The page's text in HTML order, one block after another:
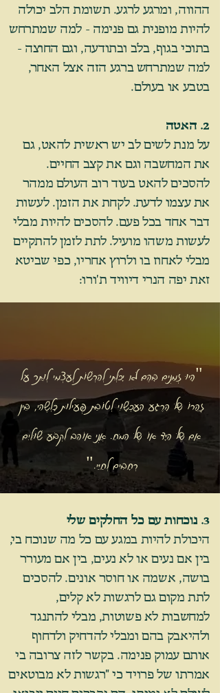
ההווה, ומרגע לרגע. תשומת הלב יכולה
להיות מופנית גם פנימה - למה שמתרחש
בתוכי בגוף, בלב ובתודעה, וגם החוצה -
למה שמתרחש ברגע הזה אצל האחר,
בטבע או בעולם.
2. האטה
על מנת לשים לב יש ראשית להאט, גם
את המחשבה וגם את קצב החיים.
להסכים להאט בעוד רוב העולם ממהר
את עצמו לדעת. לקחת את הזמן. לעשות
דבר אחד בכל פעם. להסכים להיות מבלי
לעשות משהו מועיל. לתת לזמן להתקיים
מבלי לאחוז בו ולרוץ אחריו, כפי שביטא
זאת יפה הנרי דיוויד ת'ורו:
"הָיוּ זְמַנִּים בָּהֶם לֹא יָכֹלְתִּי לְהַרְשׁוֹת לְעַצְמִי לְוַתֵּר עַל
זָהֳרוֹ שֶׁל הָרֶגַע הָעַכְשָׁוִי לְטוֹבַת פְּעִילוּת כָּלְשֶׁהִי, בֵּין
אִם שֶׁל הַיָּד אוֹ שֶׁל הַמֹּחַ. אֲנִי אוֹהֵב לִקְבֹּעַ שׁוּלַיִם
רְחָבִים לְחַיַּי."
3. נוכחות עם כל החלקים שלי
היכולת להיות במגע עם כל מה שנוכח בי,
בין אם נעים או לא נעים, בין אם מעורר
בושה, אשמה או חוסר אונים. להסכים
לתת מקום גם לרגשות לא קלים,
למחשבות לא פשוטות, מבלי להתנגד
ולהיאבק בהם ומבלי להדחיק ולדחוף
אותם עמוק פנימה. בקשר לזה צרובה בי
אמרתו של פרויד כי "רגשות לא מבוטאים